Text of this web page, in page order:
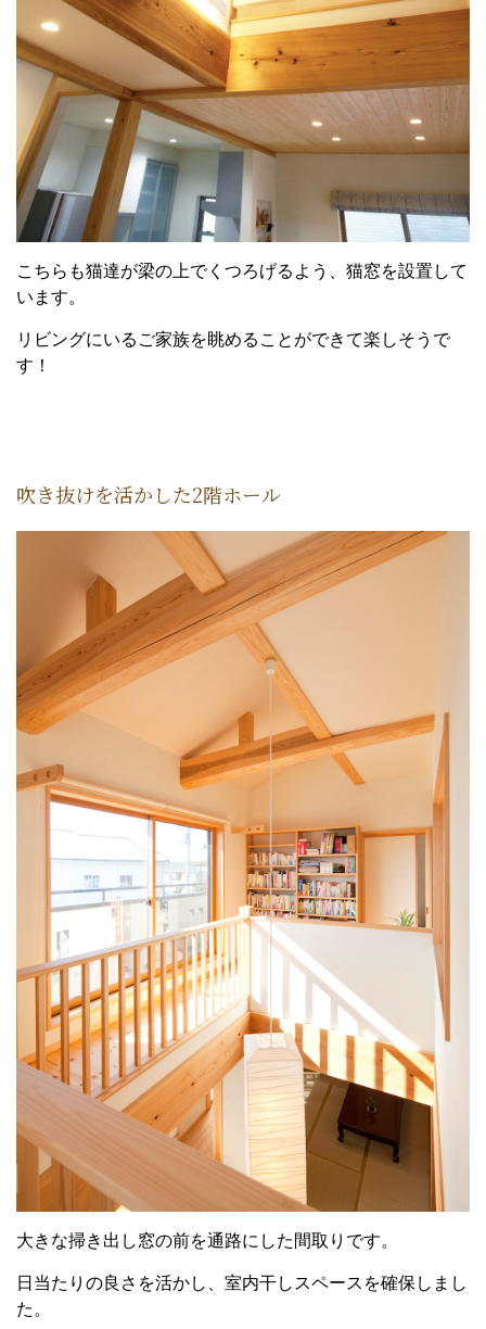
こちらも猫達が梁の上でくつろげるよう、猫窓を設置して
います。
リビングにいるご家族を眺めることができて楽しそうで
す！
吹き抜けを活かした2階ホール
大きな掃き出し窓の前を通路にした間取りです。
日当たりの良さを活かし、室内干しスペースを確保しまし
た。